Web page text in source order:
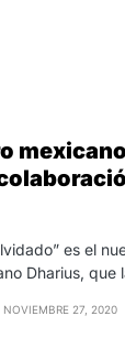
es el
Dharius,
NOVIEMBRE 27, 2020